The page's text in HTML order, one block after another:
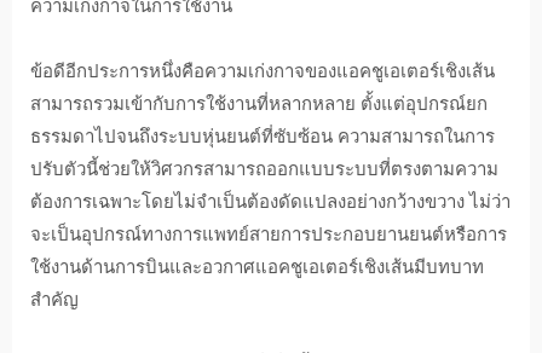
ความเก่งกาจในการใช้งาน
ข้อดีอีกประการหนึ่งคือความเก่งกาจของแอคชูเอเตอร์เชิงเส้น
สามารถรวมเข้ากับการใช้งานที่หลากหลาย ตั้งแต่อุปกรณ์ยก
ธรรมดาไปจนถึงระบบหุ่นยนต์ที่ซับซ้อน ความสามารถในการ
ปรับตัวนี้ช่วยให้วิศวกรสามารถออกแบบระบบที่ตรงตามความ
ต้องการเฉพาะโดยไม่จําเป็นต้องดัดแปลงอย่างกว้างขวาง ไม่ว่า
จะเป็นอุปกรณ์ทางการแพทย์สายการประกอบยานยนต์หรือการ
ใช้งานด้านการบินและอวกาศแอคชูเอเตอร์เชิงเส้นมีบทบาท
สําคัญ